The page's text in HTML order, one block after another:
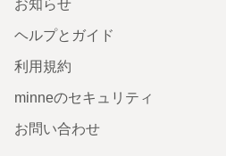
お知らせ
ヘルプとガイド
利用規約
minneのセキュリティ
お問い合わせ